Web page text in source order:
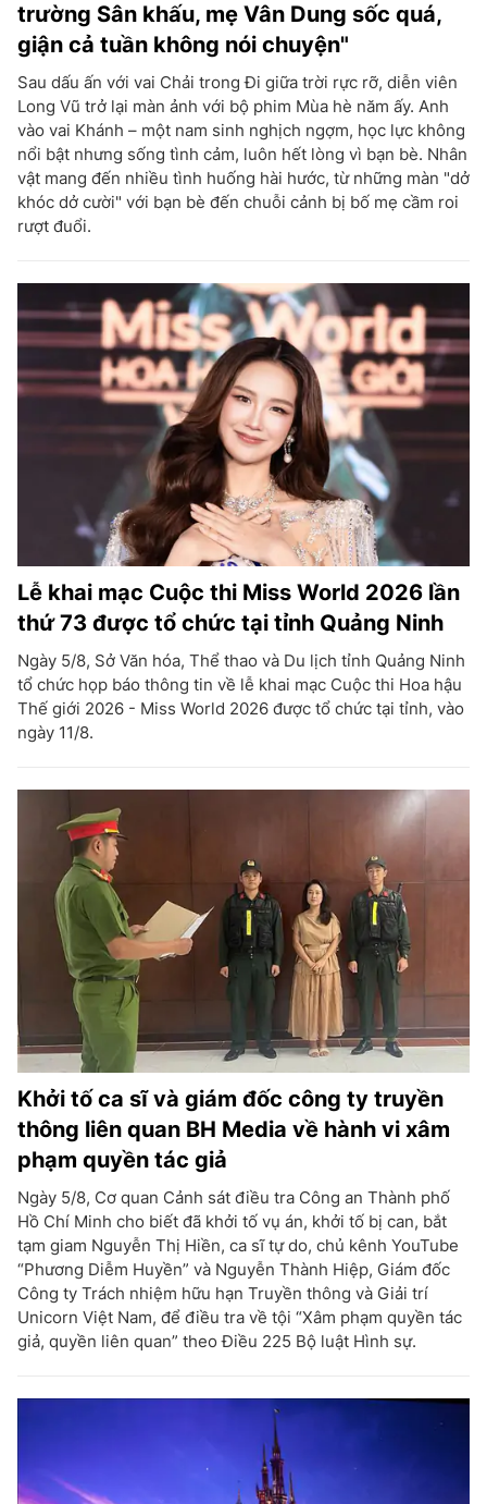
trường Sân khấu, mẹ Vân Dung sốc quá,
giận cả tuần không nói chuyện"
Sau dấu ấn với vai Chải trong Đi giữa trời rực rỡ, diễn viên
Long Vũ trở lại màn ảnh với bộ phim Mùa hè năm ấy. Anh
vào vai Khánh – một nam sinh nghịch ngợm, học lực không
nổi bật nhưng sống tình cảm, luôn hết lòng vì bạn bè. Nhân
vật mang đến nhiều tình huống hài hước, từ những màn "dở
khóc dở cười" với bạn bè đến chuỗi cảnh bị bố mẹ cầm roi
rượt đuổi.
Lễ khai mạc Cuộc thi Miss World 2026 lần
thứ 73 được tổ chức tại tỉnh Quảng Ninh
Ngày 5/8, Sở Văn hóa, Thể thao và Du lịch tỉnh Quảng Ninh
tổ chức họp báo thông tin về lễ khai mạc Cuộc thi Hoa hậu
Thế giới 2026 - Miss World 2026 được tổ chức tại tỉnh, vào
ngày 11/8.
Khởi tố ca sĩ và giám đốc công ty truyền
thông liên quan BH Media về hành vi xâm
phạm quyền tác giả
Ngày 5/8, Cơ quan Cảnh sát điều tra Công an Thành phố
Hồ Chí Minh cho biết đã khởi tố vụ án, khởi tố bị can, bắt
tạm giam Nguyễn Thị Hiền, ca sĩ tự do, chủ kênh YouTube
“Phương Diễm Huyền” và Nguyễn Thành Hiệp, Giám đốc
Công ty Trách nhiệm hữu hạn Truyền thông và Giải trí
Unicorn Việt Nam, để điều tra về tội “Xâm phạm quyền tác
giả, quyền liên quan” theo Điều 225 Bộ luật Hình sự.